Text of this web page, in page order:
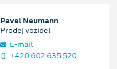
Pavel Neumann
Prodej vozidel
E‑mail
+420 602 635 520